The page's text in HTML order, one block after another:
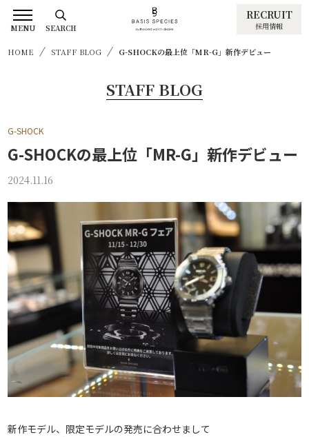
RECRUIT
採用情報
HOME STAFF BLOG G-SHOCKの最上位「MR-G」新作デビュー
STAFF BLOG
G-SHOCK
G-SHOCKの最上位「MR-G」新作デビュー
2024.11.16
新作モデル、限定モデルの発売に合わせまして
MENU SEARCH